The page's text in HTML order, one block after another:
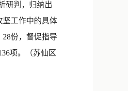
研判，归纳出
坚工作中的具体
份，督促指导
项。（苏仙区